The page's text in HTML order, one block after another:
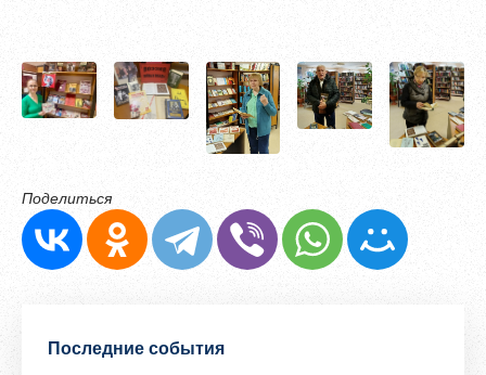
Поделиться
Последние события